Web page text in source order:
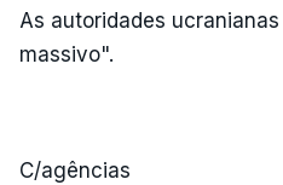
As autoridades
massivo".
C/agências